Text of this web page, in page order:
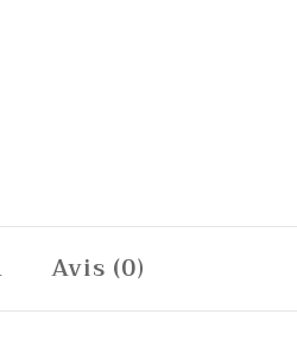
Avis (0)